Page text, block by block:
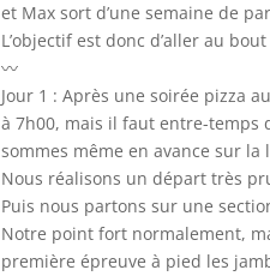
et Max sort d’une semaine de
L’objectif est donc d’aller au bout
〰️
Jour 1 : Après une soirée pizza
à 7h00, mais il faut entre-temps
sommes même en avance sur la
Nous réalisons un départ très
Puis nous partons sur une
Notre point fort normalement,
première épreuve à pied les